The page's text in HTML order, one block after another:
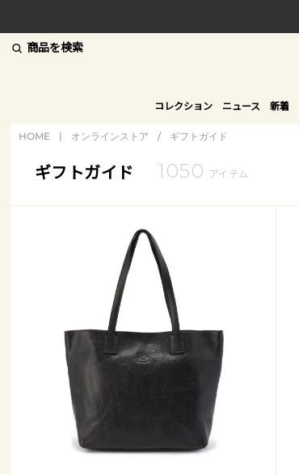
商品を検索
コレクション ニュース 新着
HOME | オンラインストア / ギフトガイド
ギフトガイド 1050 アイテム